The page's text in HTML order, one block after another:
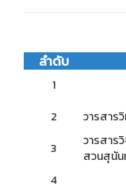
ลำดับ
1
2
วารสาร
3
วารสาร
สวนสุนัน
4